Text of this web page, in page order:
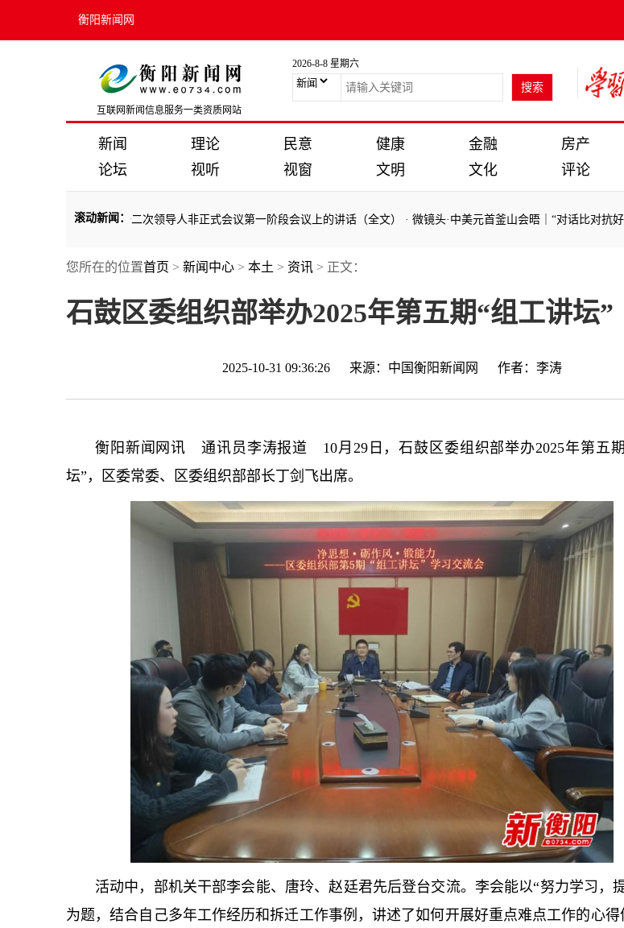
衡阳新闻网
互联网新闻信息服务一类资质网站
2026-8-8 星期六
新闻 理论 民意 健康 金融 房产
论坛
视听 视窗 文明 文化 评论
滚动新闻 ：
亚太经合组织第三十二次领导人非正式会议第一阶段会议上的讲话（全文）·微镜头·中美元首釜山会晤｜“对话比对抗好”‍‍·
亚太经合组织第三十二次领导人非正式会议第一阶段会议上的讲话（全文）
您所在的位置首页 > 新闻中心 > 本土 > 资讯 > 正文：
石鼓区委组织部举办2025年第五期“组工讲坛”
2025-10-31 09:36:26 来源： 中国衡阳新闻网 作者：李涛
衡阳新闻网讯 通讯员李涛报道 10月29日，石鼓区委组织部举办2025年第五
坛”，区委常委、区委组织部部长丁剑飞出席。
活动中，部机关干部李会能、唐玲、赵廷君先后登台交流。李会能以“努力学习，
为题，结合自己多年工作经历和拆迁工作事例，讲述了如何开展好重点难点工作的心得